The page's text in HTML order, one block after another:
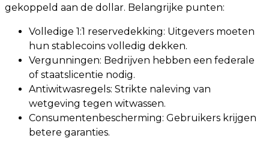
gekoppeld aan de dollar. Belangrijke punten:
Volledige 1:1 reservedekking: Uitgevers moeten
hun stablecoins volledig dekken.
Vergunningen: Bedrijven hebben een federale
of staatslicentie nodig.
Antiwitwasregels: Strikte naleving van
wetgeving tegen witwassen.
Consumentenbescherming: Gebruikers krijgen
betere garanties.